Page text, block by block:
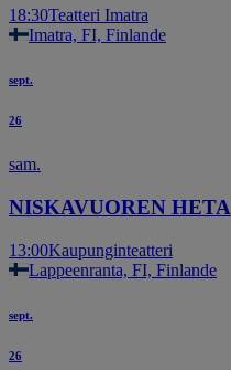
18:30Teatteri Imatra
Imatra, FI, Finlande
sept.
26
sam.
NISKAVUOREN HETA
13:00Kaupunginteatteri
Lappeenranta, FI, Finlande
sept.
26